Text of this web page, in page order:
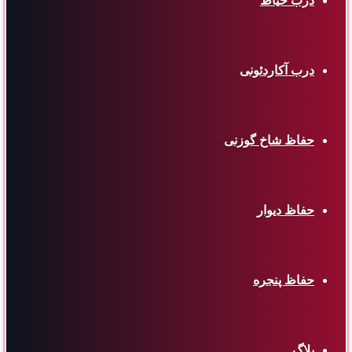
درب آکاردئونی
حفاظ شاخ گوزنی
حفاظ دیوار
حفاظ پنجره